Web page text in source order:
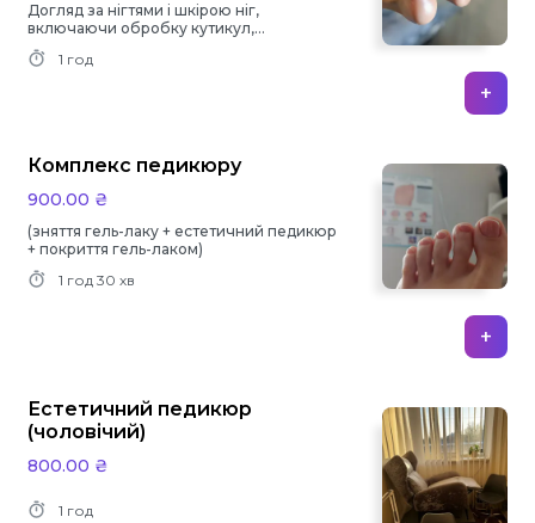
Догляд за нігтями і шкірою ніг,
включаючи обробку кутикул,
полірування.
1 год
+
Комплекс педикюру
900.00 ₴
(зняття гель-лаку + естетичний педикюр
+ покриття гель-лаком)
1 год 30 хв
+
Естетичний педикюр
(чоловічий)
800.00 ₴
1 год